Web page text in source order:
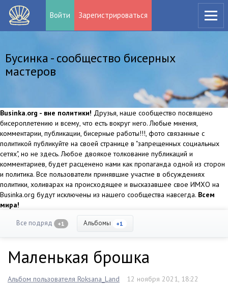
Войти Зарегистрироваться
Бусинка - сообщество бисерных
мастеров
Businka.org - вне политики! Друзья, наше сообщество посвящено
бисероплетению и всему, что есть вокруг него. Любые мнения,
комментарии, публикации, бисерные работы!!!, фото связанные с
политикой публикуйте на своей странице в "запрещенных социальных
сетях", но не здесь. Любое двоякое толкование публикаций и
комментариев, будет расценено нами как пропаганда одной из сторон
и политика. Все пользователи принявшие участие в обсуждениях
политики, холиварах на происходящее и высказавшее свое ИМХО на
Businka.org будут исключены из нашего сообщества навсегда. Всем
мира!
Все подряд +1 Альбомы +1
Маленькая брошка
Альбом пользователя Roksana_Land 12 ноября 2021, 18:22